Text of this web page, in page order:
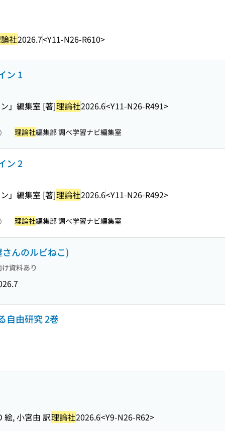
社2026.7<Y11-N26-R610>
ン 1
」編集室 [著]理論社2026.6<Y11-N26-R491>
理論社編集部 調べ学習ナビ編集室
ン 2
」編集室 [著]理論社2026.6<Y11-N26-R492>
理論社編集部 調べ学習ナビ編集室
んのルビねこ)
資料あり
自由研究 2巻
絵, 小宮由 訳理論社2026.6<Y9-N26-R62>